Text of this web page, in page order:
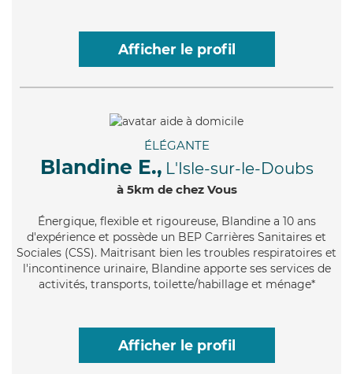
Afficher le profil
ÉLÉGANTE
Blandine E., L'Isle-sur-le-Doubs
à 5km de chez Vous
Énergique, flexible et rigoureuse, Blandine a 10 ans
d'expérience et possède un BEP Carrières Sanitaires et
Sociales (CSS). Maitrisant bien les troubles respiratoires et
l'incontinence urinaire, Blandine apporte ses services de
activités, transports, toilette/habillage et ménage*
Afficher le profil